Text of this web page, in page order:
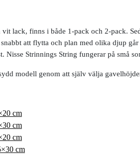
lack, finns i både 1-pack och 2-pack.
att flytta och plan med olika djup
Nisse Strinnings String fungerar på små
modell genom att själv välja
cm
cm
cm
cm